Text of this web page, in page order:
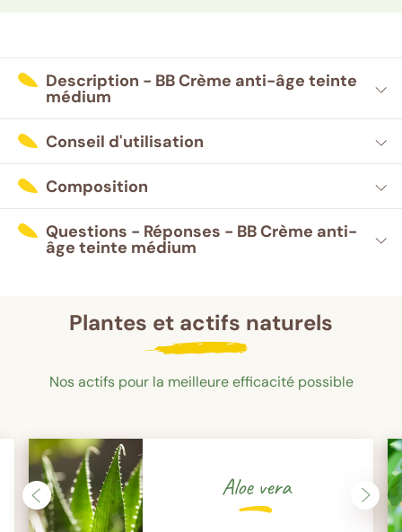
Description - BB Crème anti-âge teinte
médium
Conseil d'utilisation
Composition
Questions - Réponses - BB Crème anti-
âge teinte médium
Plantes et actifs naturels
Nos actifs pour la meilleure efficacité possible
Aloe vera